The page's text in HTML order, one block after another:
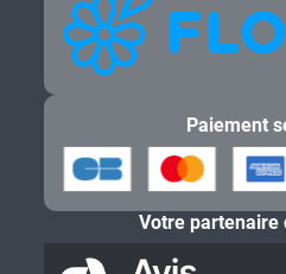
Paiement
Votre partenaire